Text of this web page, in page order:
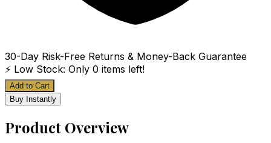
30-Day Risk-Free Returns & Money-Back Guarantee
⚡ Low Stock: Only 0 items left!
Add to Cart
Buy Instantly
Product Overview